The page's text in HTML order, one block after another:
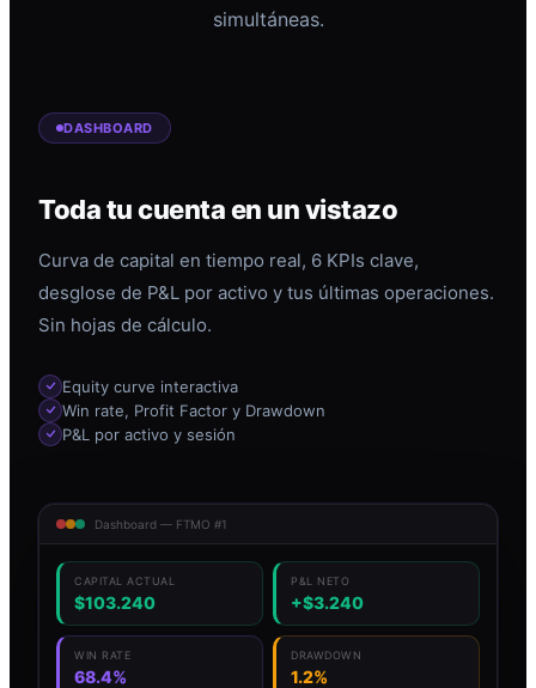
simultáneas.
DASHBOARD
Toda tu cuenta en un vistazo
Curva de capital en tiempo real, 6 KPIs clave,
desglose de P&L por activo y tus últimas operaciones.
Sin hojas de cálculo.
Equity curve interactiva
Win rate, Profit Factor y Drawdown
P&L por activo y sesión
Dashboard — FTMO #1
CAPITAL ACTUAL
$103.240
P&L NETO
+$3.240
WIN RATE
68.4%
DRAWDOWN
1.2%